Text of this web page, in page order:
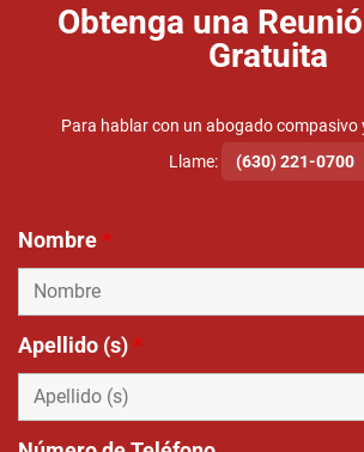
Obtenga una
Gratuita
Para hablar con un abogado compasivo
Llame:
(630) 221-0700
Nombre*
Apellido (s)*